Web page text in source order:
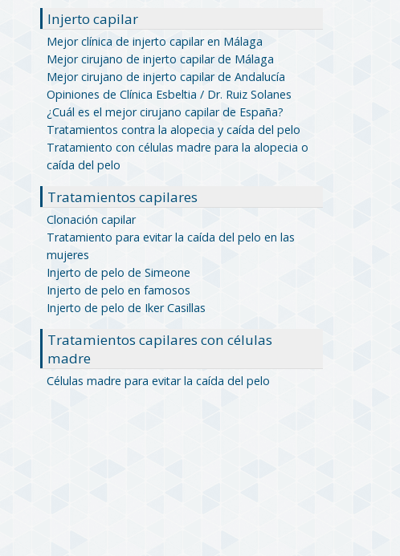
Injerto capilar
Mejor clínica de injerto capilar en Málaga
Mejor cirujano de injerto capilar de Málaga
Mejor cirujano de injerto capilar de Andalucía
Opiniones de Clínica Esbeltia / Dr. Ruiz Solanes
¿Cuál es el mejor cirujano capilar de España?
Tratamientos contra la alopecia y caída del pelo
Tratamiento con células madre para la alopecia o
caída del pelo
Tratamientos capilares
Clonación capilar
Tratamiento para evitar la caída del pelo en las
mujeres
Injerto de pelo de Simeone
Injerto de pelo en famosos
Injerto de pelo de Iker Casillas
Tratamientos capilares con células
madre
Células madre para evitar la caída del pelo